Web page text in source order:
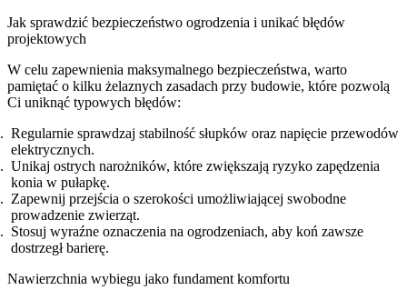
Jak sprawdzić bezpieczeństwo ogrodzenia i unikać błędów
projektowych
W celu zapewnienia maksymalnego bezpieczeństwa, warto
pamiętać o kilku żelaznych zasadach przy budowie, które pozwolą
Ci uniknąć typowych błędów:
Regularnie sprawdzaj stabilność słupków oraz napięcie przewodów
elektrycznych.
Unikaj ostrych narożników, które zwiększają ryzyko zapędzenia
konia w pułapkę.
Zapewnij przejścia o szerokości umożliwiającej swobodne
prowadzenie zwierząt.
Stosuj wyraźne oznaczenia na ogrodzeniach, aby koń zawsze
dostrzegł barierę.
Nawierzchnia wybiegu jako fundament komfortu